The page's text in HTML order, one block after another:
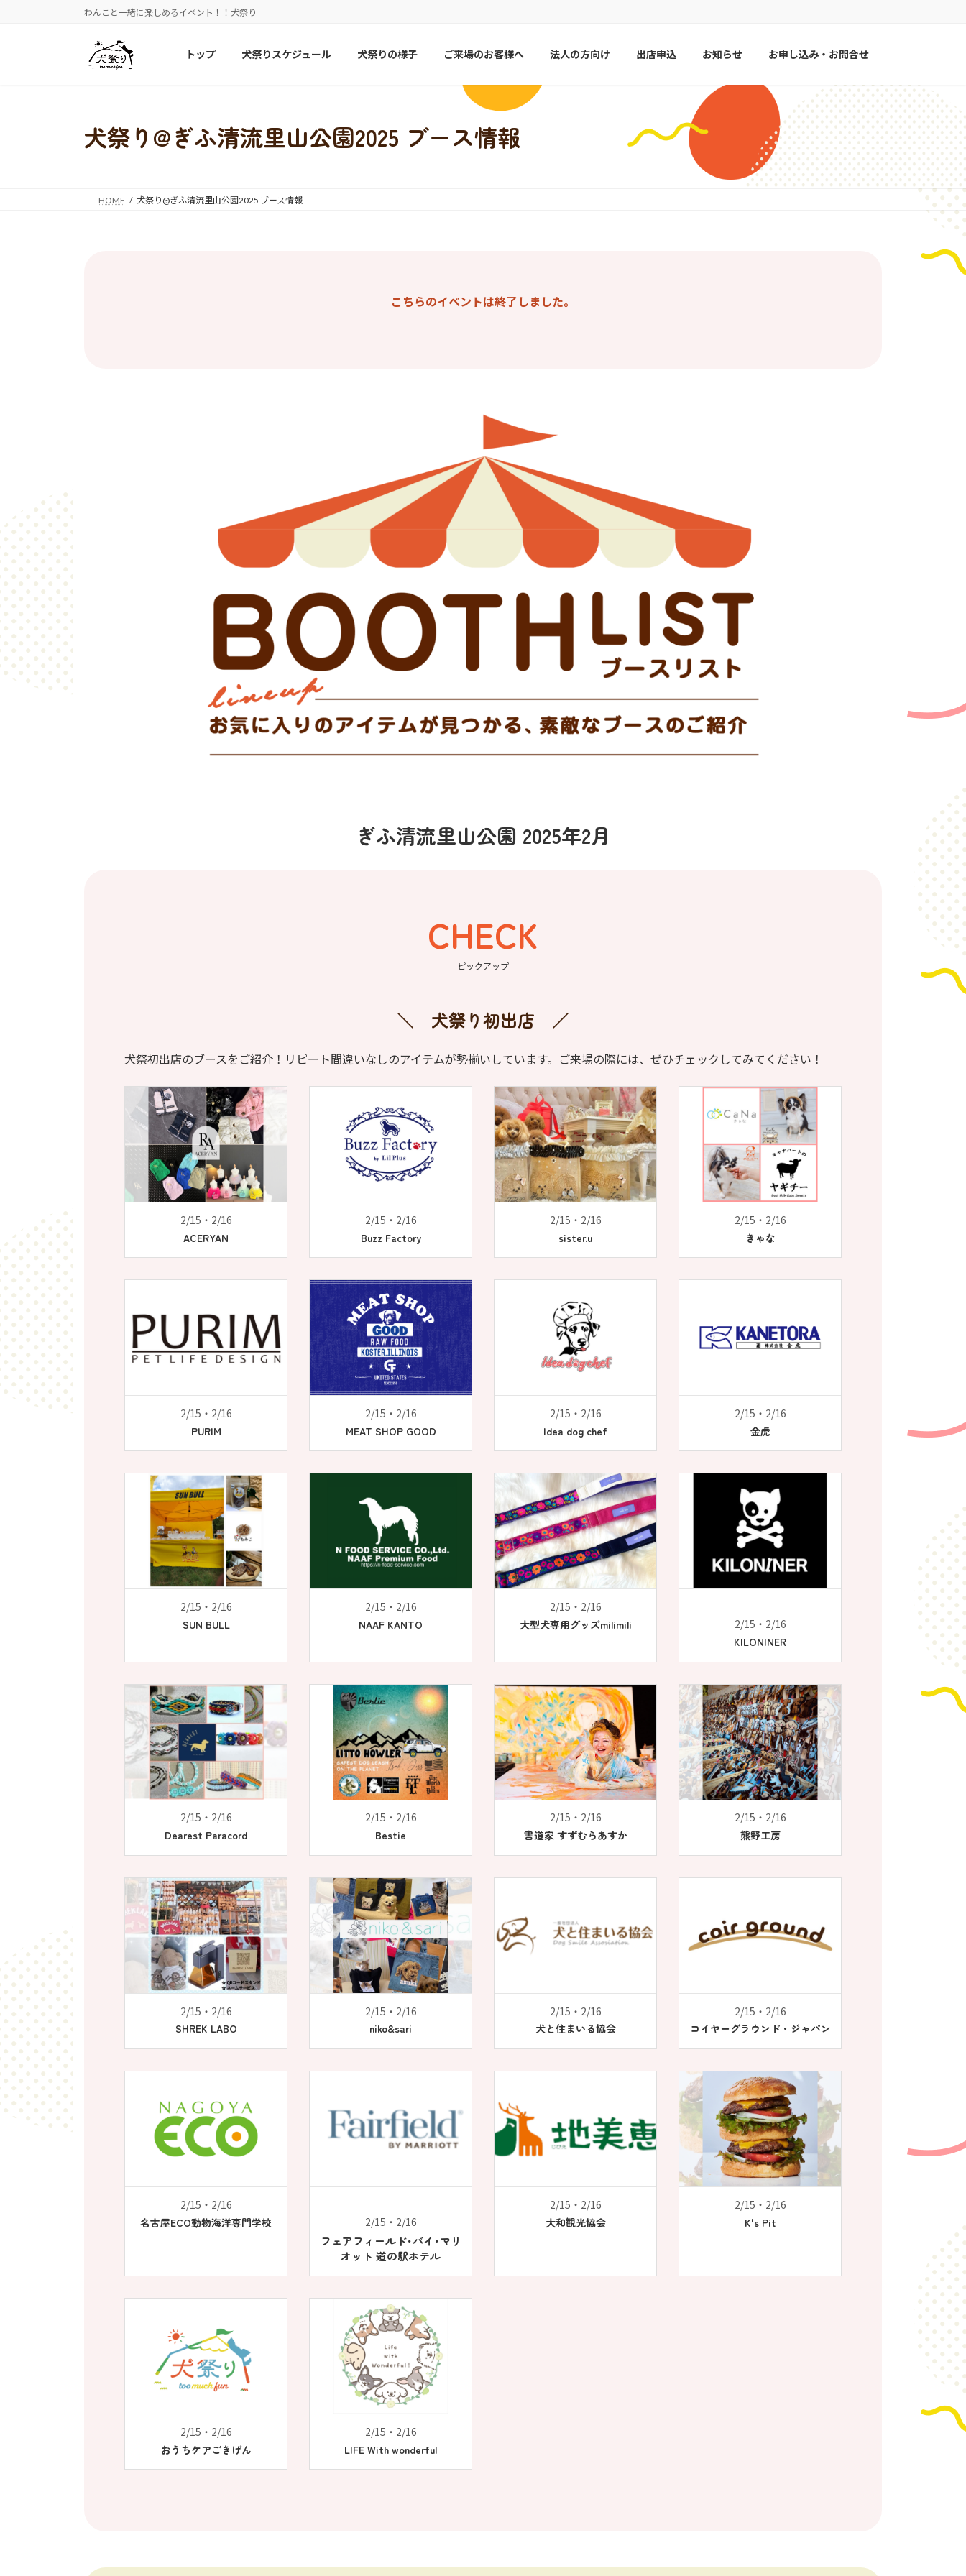
わんこと一緒に楽しめるイベント！！犬祭り
トップ 犬祭りスケジュール 犬祭りの様子 ご来場のお客様へ 法人の方向け 出店申込 お知らせ お申し込み・お問合せ
犬祭り@ぎふ清流里山公園2025 ブース情報
HOME 犬祭り@ぎふ清流里山公園2025 ブース情報
こちらのイベントは終了しました。
ぎふ清流里山公園 2025年2月
CHECK
ピックアップ
＼ 犬祭り初出店 ／
犬祭初出店のブースをご紹介！リピート間違いなしのアイテムが勢揃いしています。ご来場の際には、ぜひチェックしてみてください！
ACERYAN
2/15・2/16
Buzz Factory
2/15・2/16
sister.u
2/15・2/16
きゃな
2/15・2/16
PURIM
2/15・2/16
MEAT SHOP GOOD
2/15・2/16
Idea dog chef
2/15・2/16
金虎
2/15・2/16
SUN BULL
2/15・2/16
NAAF KANTO
2/15・2/16
大型犬専用グッズmilimili
2/15・2/16
KILONINER
2/15・2/16
Dearest Paracord
2/15・2/16
Bestie
2/15・2/16
書道家 すずむらあすか
2/15・2/16
熊野工房
2/15・2/16
SHREK LABO
2/15・2/16
niko&sari
2/15・2/16
犬と住まいる協会
2/15・2/16
コイヤーグラウンド・ジャパン
2/15・2/16
名古屋ECO動物海洋専門学校
2/15・2/16
フェアフィールド･バイ･マリ
オット 道の駅ホテル
2/15・2/16 大和観光協会
2/15・2/16
K's Pit
2/15・2/16
おうちケアごきげん
2/15・2/16
LIFE With wonderful
2/15・2/16